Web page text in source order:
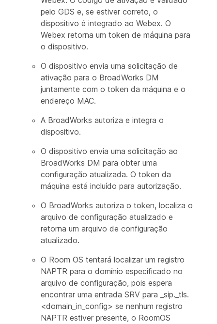
pelo GDS e, se estiver correto, o
dispositivo é integrado ao Webex. O
Webex retorna um token de máquina para
o dispositivo.
O dispositivo envia uma solicitação de
ativação para o BroadWorks DM
juntamente com o token da máquina e o
endereço MAC.
A BroadWorks autoriza e integra o
dispositivo.
O dispositivo envia uma solicitação ao
BroadWorks DM para obter uma
configuração atualizada. O token da
máquina está incluído para autorização.
O BroadWorks autoriza o token, localiza o
arquivo de configuração atualizado e
retorna um arquivo de configuração
atualizado.
O Room OS tentará localizar um registro
NAPTR para o domínio especificado no
arquivo de configuração, pois espera
encontrar uma entrada SRV para _sip._tls.
<domain_in_config> se nenhum registro
NAPTR estiver presente, o RoomOS